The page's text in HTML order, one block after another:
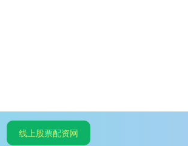
线上股票配资网